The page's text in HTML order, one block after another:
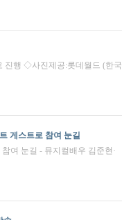
진행 ◇사진제공:롯데월드 (한국
게스트로 참여 눈길
여 눈길 - 뮤지컬배우 김준현·